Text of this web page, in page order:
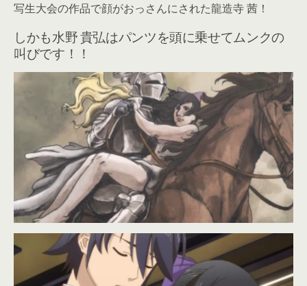
写生大会の作品で顔がおっさんにされた龍造寺 茜！
しかも水野 貴弘はパンツを頭に乗せてムンクの
叫びです！！